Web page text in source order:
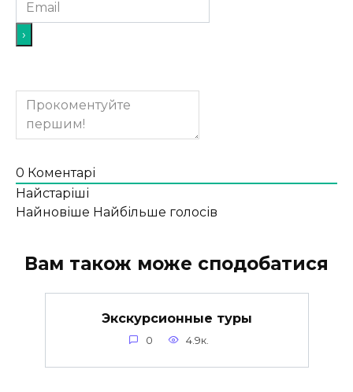
0 Коментарі
Найстаріші
Найновіше Найбільше голосів
Вам також може сподобатися
Экскурсионные туры
0 4.9к.